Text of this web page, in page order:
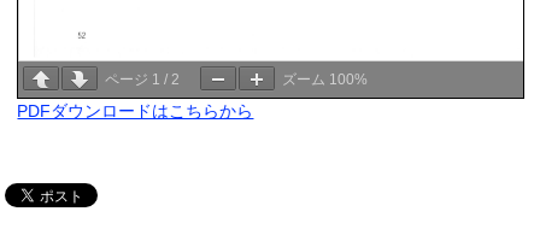
ページ 1 /2 ズーム 100%
PDFダウンロードはこちらから